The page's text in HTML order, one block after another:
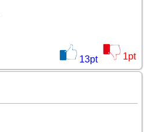
13pt 1pt